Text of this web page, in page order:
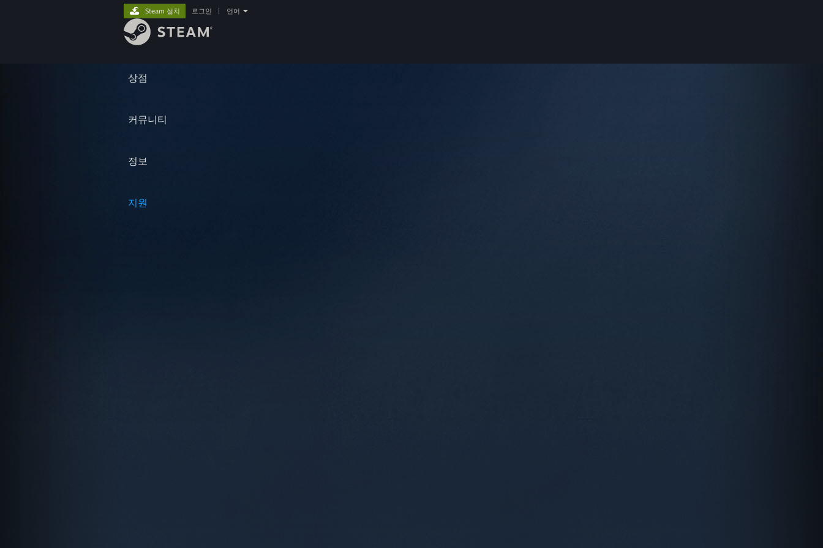
상점
커뮤니티
정보
지원
Steam 설치 로그인 언어